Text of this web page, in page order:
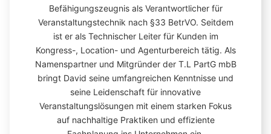
Befähigungszeugnis als Verantwortlicher für
Veranstaltungstechnik nach §33 BetrVO. Seitdem
ist er als Technischer Leiter für Kunden im
Kongress-, Location- und Agenturbereich tätig. Als
Namenspartner und Mitgründer der T.L PartG mbB
bringt David seine umfangreichen Kenntnisse und
seine Leidenschaft für innovative
Veranstaltungslösungen mit einem starken Fokus
auf nachhaltige Praktiken und effiziente